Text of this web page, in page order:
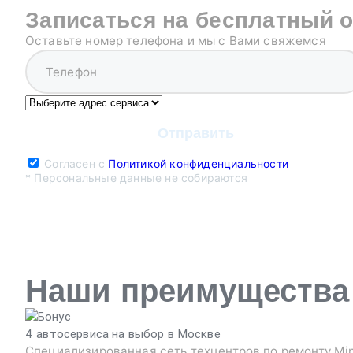
Записаться на бесплатный
Оставьте номер телефона и мы с Вами свяжемся
Согласен с Политикой конфиденциальности
* Персональные данные не собираются
Наши преимущества
4 автосервиса на выбор в Москве